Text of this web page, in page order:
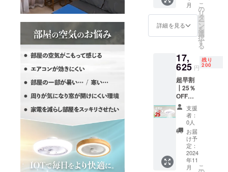
￥16,45
0 カ
ラーを
ホワイ
ト・
の2種類
からお
選びく
ださ
い。 適
格請求
書発行
事業者
登録番
号：
T40111
010698
月
詳細を見る
こ
の
リ
タ
ー
ン
を
選
択
す
る
17,
625 円
残り
200
超早割
┃25％
OFF
SoundF
an
Light×1
定価
￥23,50
0→25％
OFF
￥17,62
支援
者：
0人
お届
け予
定：
2024
年11
月
こ